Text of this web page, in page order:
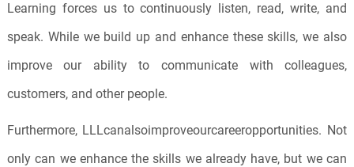
Learning forces us to continuously listen, read, write, and
speak. While we build up and enhance these skills, we also
improve our ability to communicate with colleagues,
customers, and other people.
Furthermore, LLLcanalsoimproveourcareeropportunities. Not
only can we enhance the skills we already have, but we can